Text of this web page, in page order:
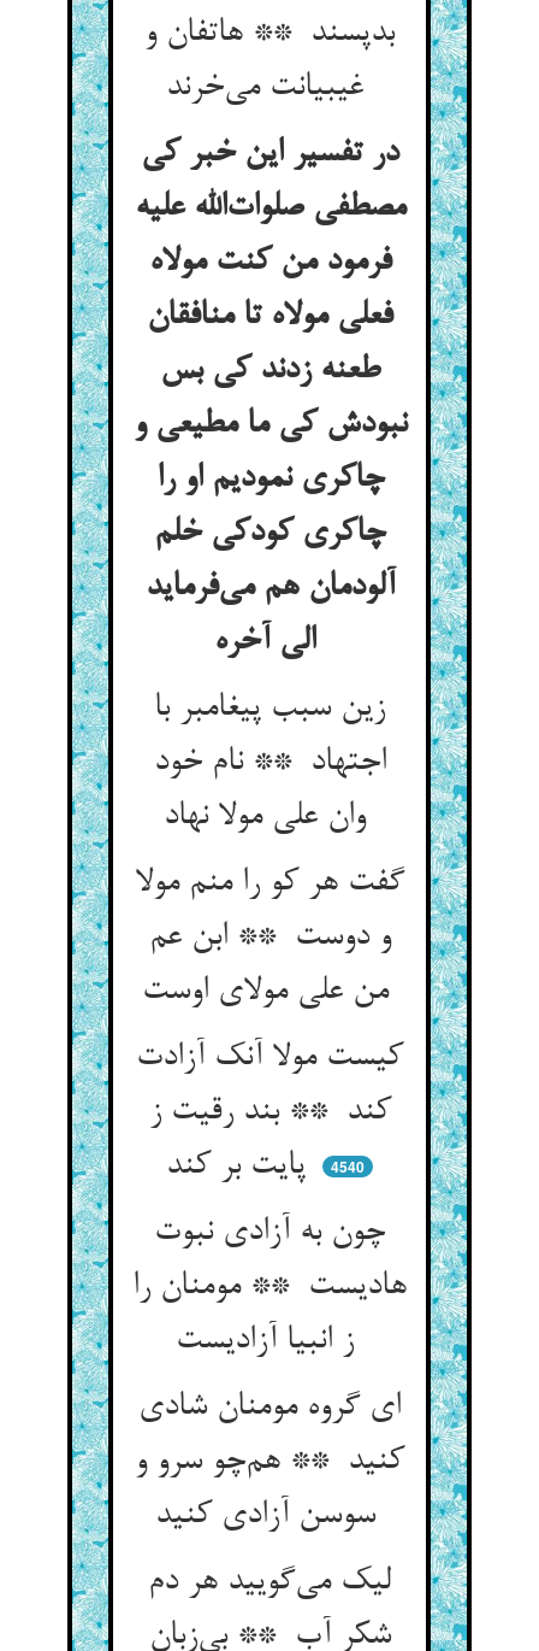
بدپسند ** هاتفان و
در تفسیر این خبر کی
مصطفی صلوات‌الله علیه
فرمود من کنت مولاه
فعلی مولاه تا منافقان
طعنه زدند کی بس
نبودش کی ما مطیعی و
چاکری نمودیم او را
چاکری کودکی خلم
آلودمان هم می‌فرماید
الی آخره
زین سبب پیغامبر با
اجتهاد ** نام خود
وان علی مولا نهاد
گفت هر کو را منم مولا
و دوست ** ابن عم
من علی مولای اوست
کیست مولا آنک آزادت
کند ** بند رقیت ز
4540
چون به آزادی نبوت
هادیست ** مومنان را
ای گروه مومنان شادی
کنید ** هم‌چو سرو و
سوسن آزادی کنید
لیک می‌گویید هر دم
شکر آب ** بی‌زبان